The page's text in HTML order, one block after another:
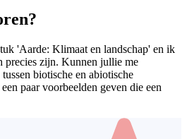
'Aarde: Klimaat en landschap' en ik
precies zijn. Kunnen jullie me
biotische en abiotische
paar voorbeelden geven die een